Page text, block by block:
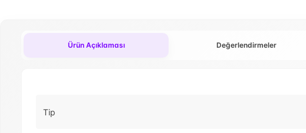
Ürün Açıklaması Değerlendirmeler
Tip